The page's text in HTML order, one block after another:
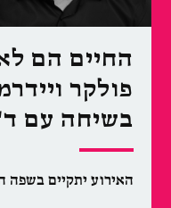
החיים הם
פולקר
בשיחה עם
האירוע יתקיים בשפה